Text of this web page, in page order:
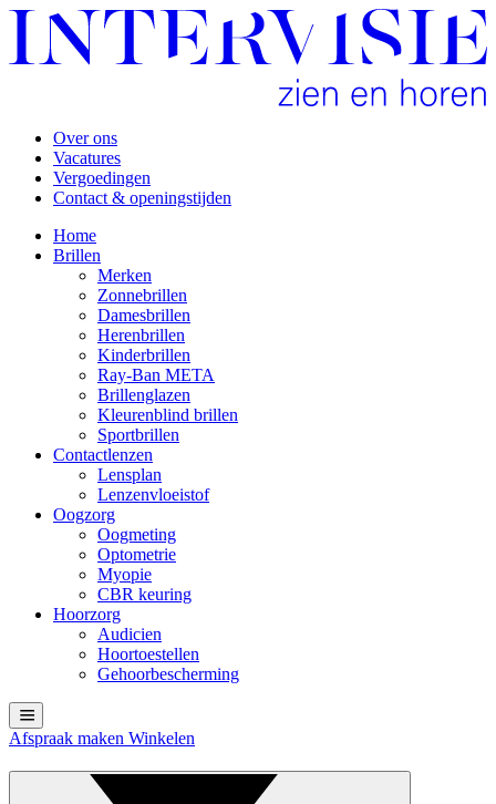
Over ons
Vacatures
Vergoedingen
Contact & openingstijden
Home
Brillen
Merken
Zonnebrillen
Damesbrillen
Herenbrillen
Kinderbrillen
Ray-Ban META
Brillenglazen
Kleurenblind brillen
Sportbrillen
Contactlenzen
Lensplan
Lenzenvloeistof
Oogzorg
Oogmeting
Optometrie
Myopie
CBR keuring
Hoorzorg
Audicien
Hoortoestellen
Gehoorbescherming
Afspraak maken Winkelen